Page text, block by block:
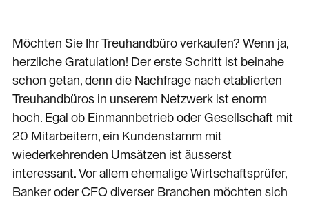
Möchten Sie Ihr Treuhandbüro verkaufen? Wenn ja,
herzliche Gratulation! Der erste Schritt ist beinahe
schon getan, denn die Nachfrage nach etablierten
Treuhandbüros in unserem Netzwerk ist enorm
hoch. Egal ob Einmannbetrieb oder Gesellschaft mit
20 Mitarbeitern, ein Kundenstamm mit
wiederkehrenden Umsätzen ist äusserst
interessant. Vor allem ehemalige Wirtschaftsprüfer,
Banker oder CFO diverser Branchen möchten sich